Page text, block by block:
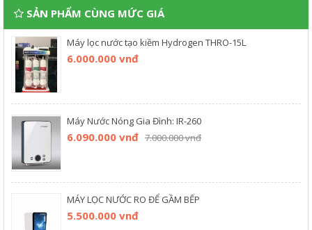
SẢN PHẨM CÙNG MỨC GIÁ
Máy lọc nước tạo kiềm Hydrogen THRO-15L
6.000.000 vnđ
Máy Nước Nóng Gia Đình: IR-260
6.090.000 vnđ 7.000.000 vnđ
MÁY LỌC NƯỚC RO ĐỂ GẦM BẾP
5.500.000 vnđ